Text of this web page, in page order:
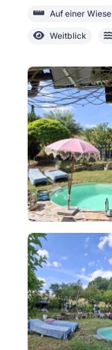
Auf einer Wiese
Weitblick